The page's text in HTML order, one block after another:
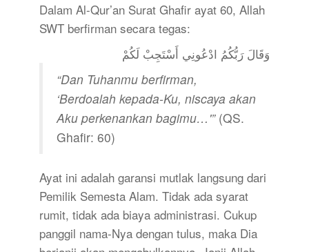
Dalam Al-Qur’an Surat Ghafir ayat 60, Allah
SWT berfirman secara tegas:
وَقَالَ رَبُّكُمُ ادْعُونِي أَسْتَجِبْ لَكُمْ
“Dan Tuhanmu berfirman,
‘Berdoalah kepada-Ku, niscaya akan
Aku perkenankan bagimu…'”(QS.
Ghafir: 60)
Ayat ini adalah garansi mutlak langsung dari
Pemilik Semesta Alam. Tidak ada syarat
rumit, tidak ada biaya administrasi. Cukup
panggil nama-Nya dengan tulus, maka Dia